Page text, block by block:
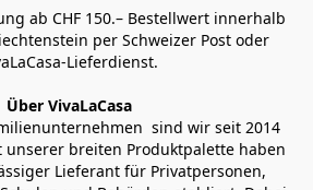
ab CHF 150.– Bestellwert innerhalb
per Schweizer Post oder
Lieferdienst.
Über VivaLaCasa
sind wir seit 2014
breiten Produktpalette haben
Lieferant für Privatpersonen,